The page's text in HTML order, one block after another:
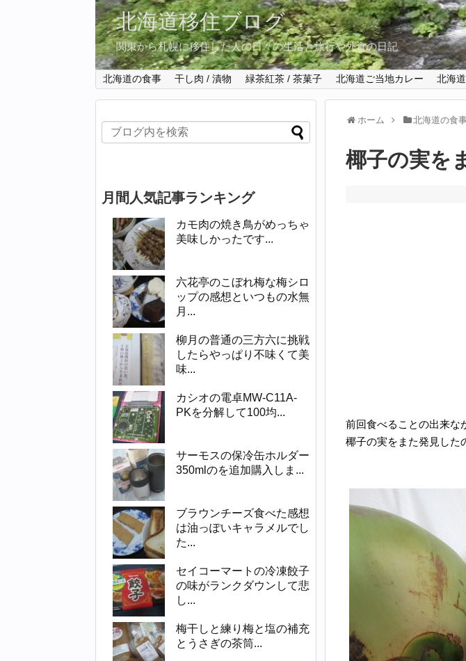
北海道移住ブログ
関東から札幌に移住した人の日々の生活と旅行や外食の日記
北海道の食事 干し肉 / 漬物 緑茶紅茶 / 茶菓子 北海道ご当地カレー 北海
ホーム 北海道の食
椰子の実を
前回食べることの出来な
椰子の実をまた発見した
月間人気記事ランキング
カモ肉の焼き鳥がめっちゃ
美味しかったです...
六花亭のこぼれ梅な梅シロ
ップの感想といつもの水無
月...
柳月の普通の三方六に挑戦
したらやっぱり不味くて美
味...
カシオの電卓MW-C11A-
PKを分解して100均...
サーモスの保冷缶ホルダー
350mlのを追加購入しま...
ブラウンチーズ食べた感想
は油っぽいキャラメルでし
た...
セイコーマートの冷凍餃子
の味がランクダウンして悲
し...
梅干しと練り梅と塩の補充
とうさぎの茶筒...